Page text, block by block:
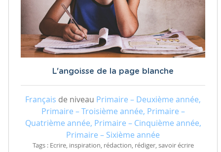
L'angoisse de la page blanche
Français de niveau Primaire – Deuxième année,
Primaire – Troisième année, Primaire –
Quatrième année, Primaire – Cinquième année,
Primaire – Sixième année
Tags : Ecrire, inspiration, rédaction, rédiger, savoir écrire